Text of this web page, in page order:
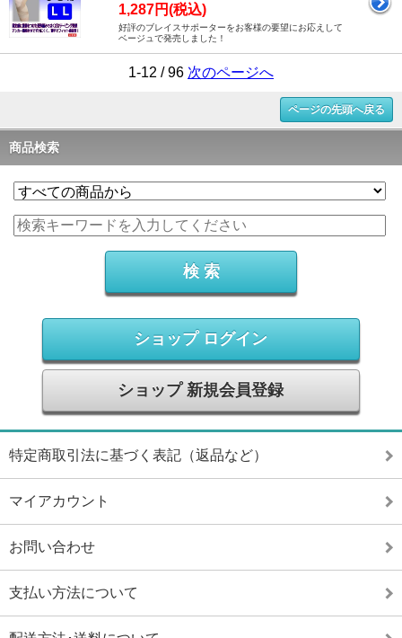
1,287円(税込)
好評のブレイスサポーターをお客様の要望にお応えして
ベージュで発売しました！
1-12 / 96 次のページへ
ページの先頭へ戻る
商品検索
ショップ ログイン
ショップ 新規会員登録
特定商取引法に基づく表記（返品など）
マイアカウント
お問い合わせ
支払い方法について